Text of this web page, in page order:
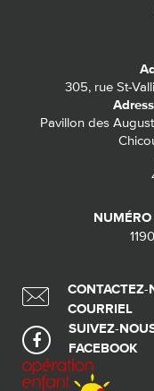
305, rue St-
Pavillon des
CONTACTEZ-
COURRIEL
SUIVEZ-
FACEBOOK